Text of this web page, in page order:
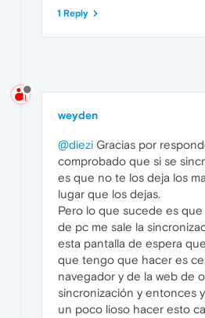
1 Reply
weyden
@diezi Gracias por
comprobado que si se
es que no te los deja los
lugar que los dejas.
Pero lo que sucede es
de pc me sale la
esta pantalla de espera
que tengo que hacer es
navegador y de la web de
sincronización y entonces
un poco lioso hacer esto